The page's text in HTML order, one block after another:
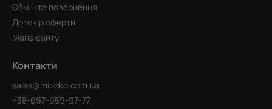
Обмін та повернення
Договір оферти
Мапа сайту
Контакти
sales@minoko.com.ua
+38-097-959-97-77